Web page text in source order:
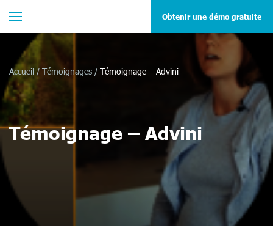
Obtenir une démo gratuite
Accueil / Témoignages / Témoignage – Advini
Témoignage – Advini